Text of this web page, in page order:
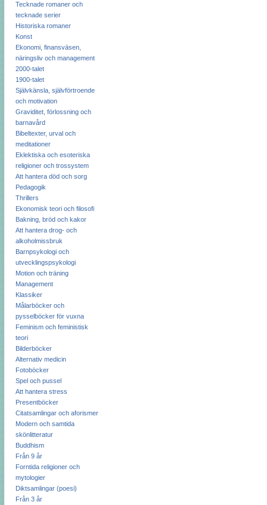
Tecknade romaner och
tecknade serier
Historiska romaner
Konst
Ekonomi, finansväsen,
näringsliv och management
2000-talet
1900-talet
Självkänsla, självförtroende
och motivation
Graviditet, förlossning och
barnavård
Bibeltexter, urval och
meditationer
Eklektiska och esoteriska
religioner och trossystem
Att hantera död och sorg
Pedagogik
Thrillers
Ekonomisk teori och filosofi
Bakning, bröd och kakor
Att hantera drog- och
alkoholmissbruk
Barnpsykologi och
utvecklingspsykologi
Motion och träning
Management
Klassiker
Målarböcker och
pysselböcker för vuxna
Feminism och feministisk
teori
Bilderböcker
Alternativ medicin
Fotoböcker
Spel och pussel
Att hantera stress
Presentböcker
Citatsamlingar och aforismer
Modern och samtida
skönlitteratur
Buddhism
Från 9 år
Forntida religioner och
mytologier
Diktsamlingar (poesi)
Från 3 år